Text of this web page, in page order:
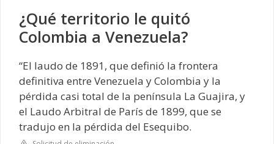
¿Qué territorio le quitó
Colombia a Venezuela?
“El laudo de 1891, que definió la frontera
definitiva entre Venezuela y Colombia y la
pérdida casi total de la península La Guajira, y
el Laudo Arbitral de París de 1899, que se
tradujo en la pérdida del Esequibo.